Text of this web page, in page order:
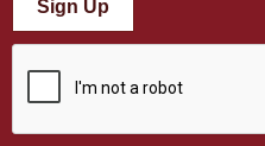
Sign Up